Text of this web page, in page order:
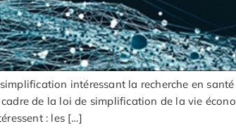
intéressant la recherche en
de la loi de simplification de la vie
: les […]